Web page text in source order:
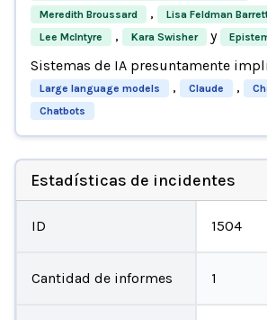
Meredith Broussard , Lisa Feldman
Lee McIntyre , Kara Swisher y
Sistemas de IA presuntamente
Large language models , Claude ,
Chatbots
Estadísticas de incidentes
ID 1504
Cantidad de informes 1